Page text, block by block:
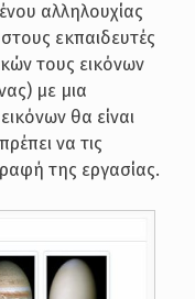
αλληλουχίας
εκπαιδευτές
τους εικόνων
με μια
θα είναι
να τις
της εργασίας.